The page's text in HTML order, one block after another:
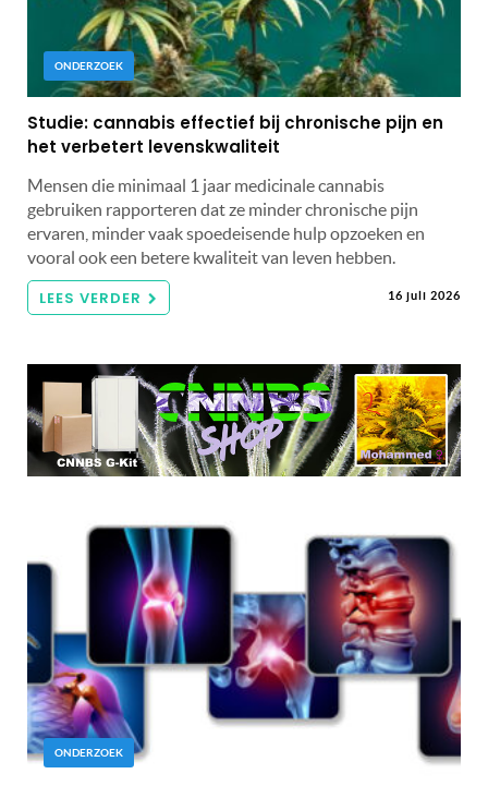
ONDERZOEK
Studie: cannabis effectief bij chronische pijn en
het verbetert levenskwaliteit
Mensen die minimaal 1 jaar medicinale cannabis
gebruiken rapporteren dat ze minder chronische pijn
ervaren, minder vaak spoedeisende hulp opzoeken en
vooral ook een betere kwaliteit van leven hebben.
LEES VERDER 16 juli 2026
ONDERZOEK